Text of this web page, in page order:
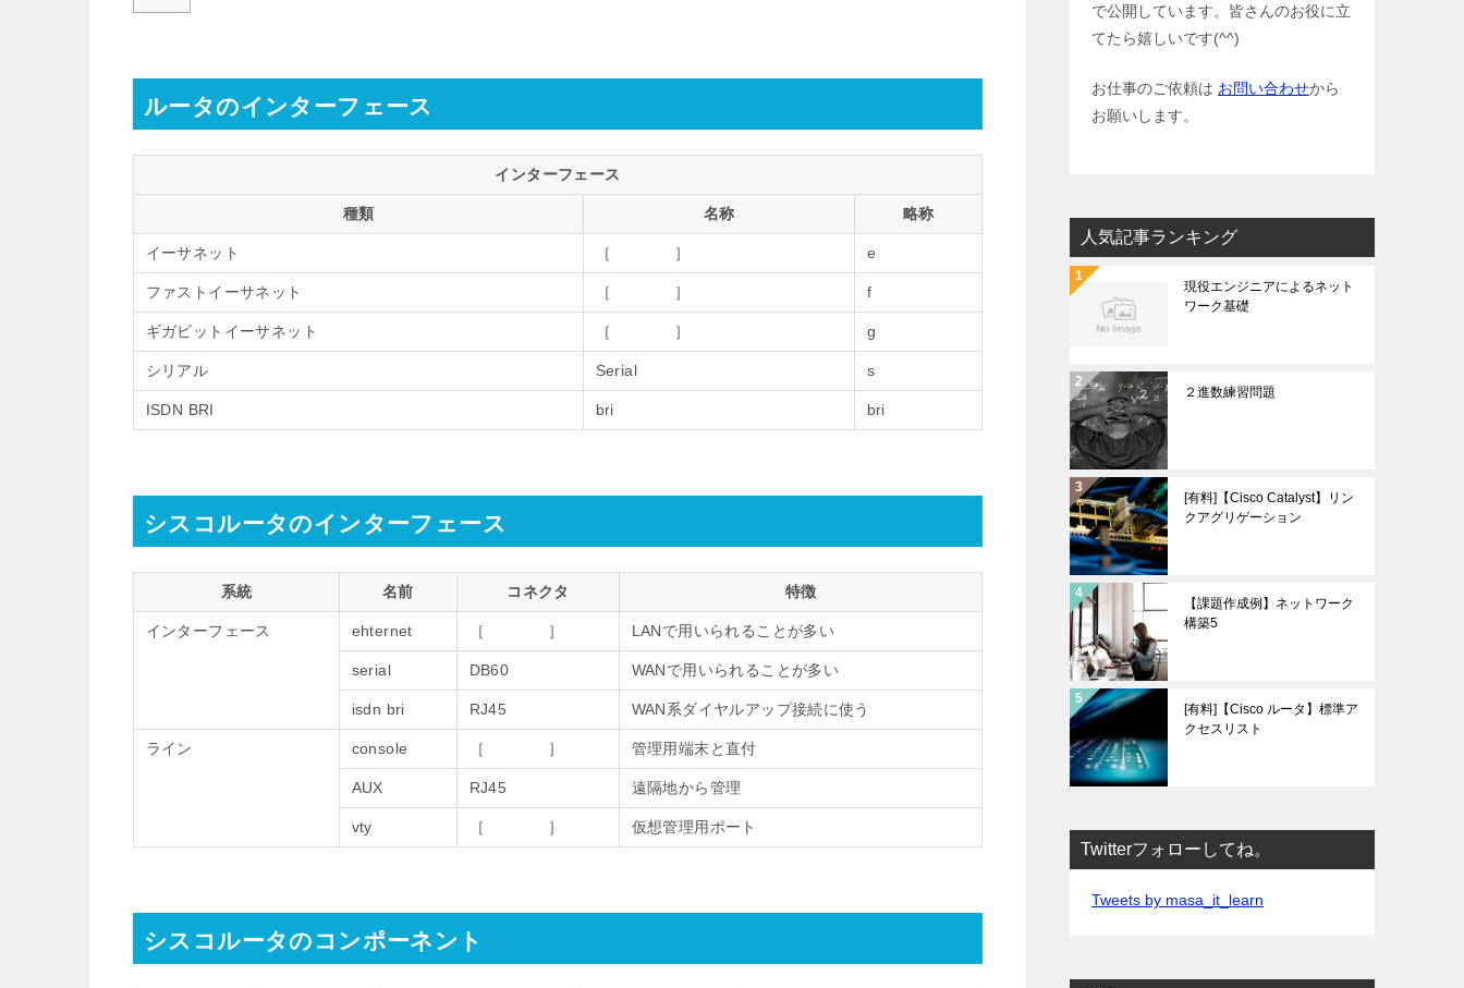
ルータのインターフェース
インターフェース
種類 名称 略称
イーサネット ［ ］ e
ファストイーサネット ［ ］ f
ギガビットイーサネット ［ ］ g
シリアル Serial s
ISDN BRI bri bri
シスコルータのインターフェース
系統 名前 コネクタ 特徴
インターフェース ehternet ［ ］ LANで用いられることが多い
serial DB60 WANで用いられることが多い
isdn bri RJ45 WAN系ダイヤルアップ接続に使う
ライン console ［ ］ 管理用端末と直付
AUX RJ45 遠隔地から管理
vty ［ ］ 仮想管理用ポート
シスコルータのコンポーネント
で公開しています。皆さんのお役に立
てたら嬉しいです(^^)
お仕事のご依頼は お問い合わせから
お願いします。
人気記事ランキング
現役エンジニアによるネット
ワーク基礎
２進数練習問題
[有料]【Cisco Catalyst】リン
クアグリゲーション
【課題作成例】ネットワーク
構築5
[有料]【Cisco ルータ】標準ア
クセスリスト
Twitterフォローしてね。
Tweets by masa_it_learn